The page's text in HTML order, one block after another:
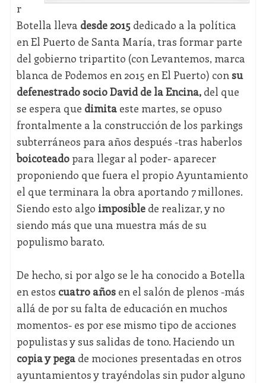
r
Botella lleva desde 2015dedicado a la política
en El Puerto de Santa María, tras formar parte
del gobierno tripartito (con Levantemos, marca
blanca de Podemos en 2015 en El Puerto) consu
defenestrado socio David de la Encina,del que
se espera que dimitaeste martes, se opuso
frontalmente a la construcción de los parkings
subterráneos para años después -tras haberlos
boicoteadopara llegar al poder- aparecer
proponiendo que fuera el propio Ayuntamiento
el que terminara la obra aportando 7 millones.
Siendo esto algo imposiblede realizar, y no
siendo más que una muestra más de su
populismo barato.
De hecho, si por algo se le ha conocido a Botella
en estos cuatro añosen el salón de plenos -más
allá de por su falta de educación en muchos
momentos- es por ese mismo tipo de acciones
populistas y sus salidas de tono. Haciendo un
copia y pegade mociones presentadas en otros
ayuntamientos y trayéndolas sin pudor alguno